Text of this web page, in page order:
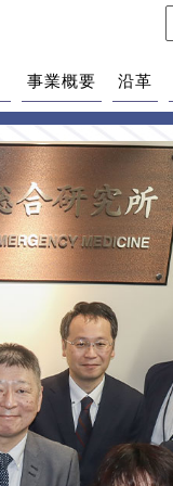
事業概要 沿革